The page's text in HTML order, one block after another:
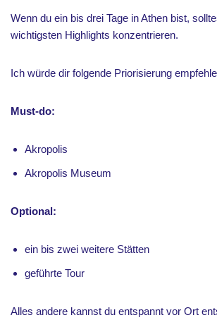
Wenn du ein bis drei Tage in Athen bist,
wichtigsten Highlights konzentrieren.
Ich würde dir folgende Priorisierung
Must-do:
Akropolis
Akropolis Museum
Optional:
ein bis zwei weitere Stätten
geführte Tour
Alles andere kannst du entspannt vor Ort